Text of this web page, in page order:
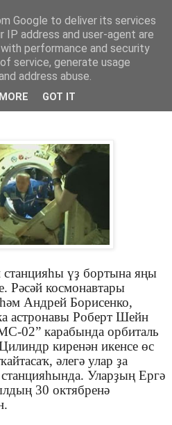
станцияһы экипажы
үҙ бортына яңы
Рәсәй космонавтары
Андрей Борисенко,
астронавы Роберт Шейн
02” карабында орбиталь
киренән икенсе өс
әлегә улар ҙа
Уларҙың Ергә
30 октябренә
Google to deliver its services
IP address and user-agent are
performance and security
service, generate usage
address abuse.
GOT IT